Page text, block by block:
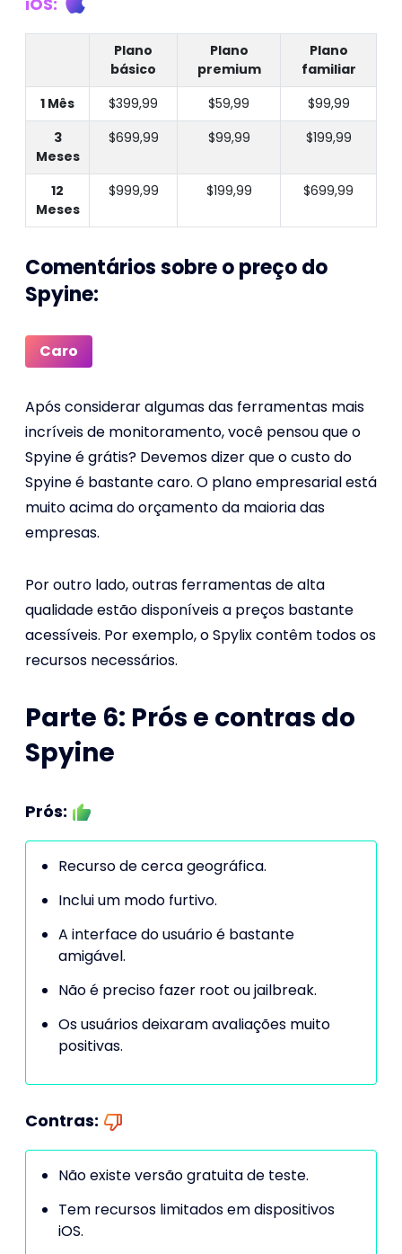
Plano
básico
Plano
premium
Plano
familiar
1 Mês
$399,99 $59,99
$99,99
3
Meses
$699,99 $99,99 $199,99
12
Meses
$999,99 $199,99 $699,99
Comentários sobre o preço do
Spyine:
Caro
Após considerar algumas das ferramentas mais
incríveis de monitoramento, você pensou que o
Spyine é grátis? Devemos dizer que o custo do
Spyine é bastante caro. O plano empresarial está
muito acima do orçamento da maioria das
empresas.
Por outro lado, outras ferramentas de alta
qualidade estão disponíveis a preços bastante
acessíveis. Por exemplo, o Spylix contêm todos os
recursos necessários.
Parte 6: Prós e contras do
Spyine
Prós:
Recurso de cerca geográfica.
Inclui um modo furtivo.
A interface do usuário é bastante
amigável.
Não é preciso fazer root ou jailbreak.
Os usuários deixaram avaliações muito
positivas.
Contras:
Não existe versão gratuita de teste.
Tem recursos limitados em dispositivos
iOS.